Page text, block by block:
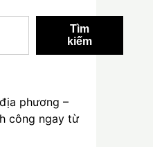
Tìm
kiếm
phương –
công ngay từ